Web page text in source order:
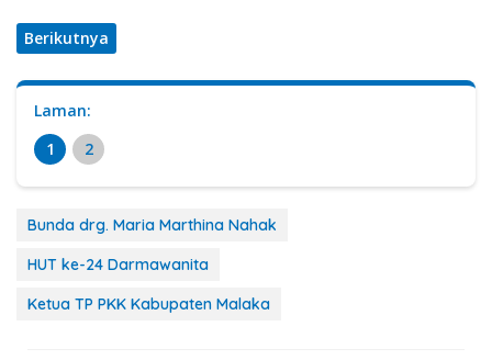
Berikutnya
Laman:
1
2
Bunda drg. Maria Marthina Nahak
HUT ke-24 Darmawanita
Ketua TP PKK Kabupaten Malaka